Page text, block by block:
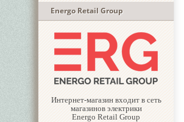
Energo Retail Group
Интернет-магазин входит в сеть
магазинов электрики
Energo Retail Group